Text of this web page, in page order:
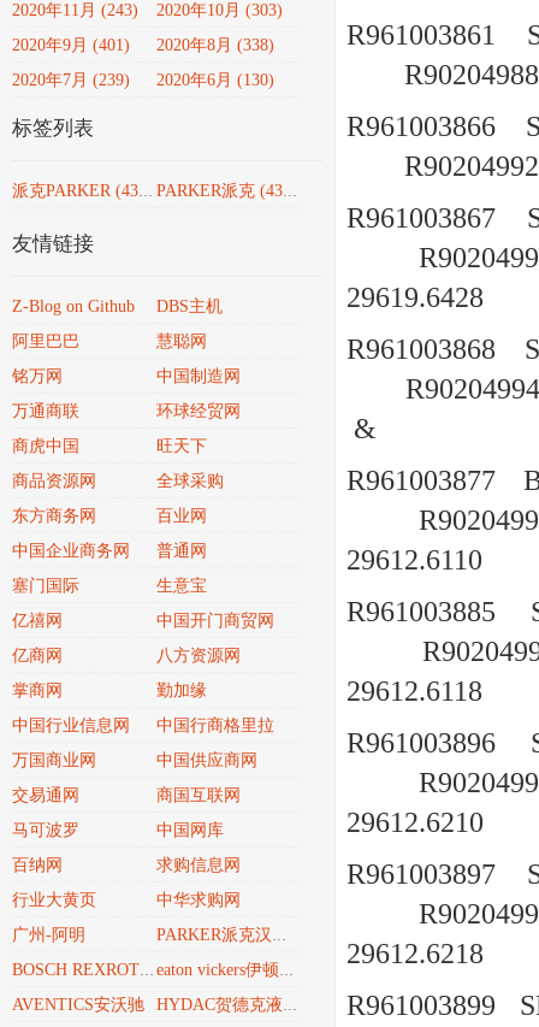
2020年11月 (243)
2020年10月 (303)
2020年9月 (401)
2020年8月 (338)
2020年7月 (239)
2020年6月 (130)
标签列表
派克PARKER(4351) PARKER派克 (4351)
友情链接
Z-Blog on Github
DBS主机
阿里巴巴
慧聪网
铭万网
中国制造网
万通商联
环球经贸网
商虎中国
旺天下
商品资源网
全球采购
东方商务网
百业网
中国企业商务网
普通网
塞门国际
生意宝
亿禧网
中国开门商贸网
亿商网
八方资源网
掌商网
勤加缘
中国行业信息网
中国行商格里拉
万国商业网
中国供应商网
交易通网
商国互联网
马可波罗
中国网库
百纳网
求购信息网
行业大黄页
中华求购网
广州-阿明
PARKER派克汉尼汾
BOSCH REXROTH博世力士乐REXROTH eaton vickers伊顿威格士
AVENTICS安沃驰 HYDAC贺德克液压技术
R961003861
R961003866
R961003867
29619.6428
R961003868
&
R961003877
29612.6110
R961003885
29612.6118
R961003896
29612.6210
R961003897
29612.6218
R961003899